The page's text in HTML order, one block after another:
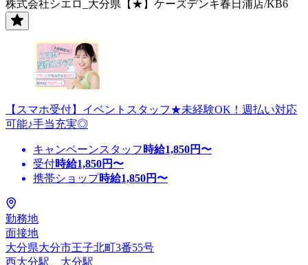
株式会社シエロ_大分県【★】ケーズデンキ春日浦店/KB6
【スマホ受付】イベントスタッフ★未経験OK！週払い対応
可能♪手当充実◎
キャンペーンスタッフ 時給1,850円〜
受付時給1,850円〜
携帯ショップ時給1,850円〜
勤務地
面接地
大分県大分市王子北町3番55号
西大分駅、大分駅